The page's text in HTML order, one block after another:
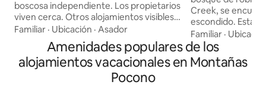
boscosa independiente. Los propietarios
viven cerca. Otros alojamientos visibles
en invierno. * 1/2 milla de camino de
tierra rural pasa por casas en el camino a
la cabaña. ¡Por favor, conduce despacio!
*Señales a lo largo de la carretera
después de que el GPS se vaya. *El área
de estacionamiento da la vuelta. *Baño
Familiar · Ubicación · Asador
Creek, se
escondido. Esta
morada más
Situada a pocos
cataratas se
desde todas las
Familiar ·
Amenidades populares de los
alojamientos vacacionales en Montañas
Pocono